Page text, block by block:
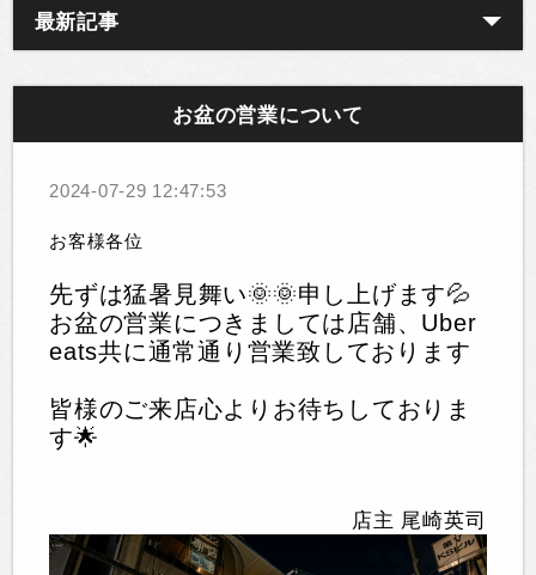
最新記事
お盆の営業について
2024-07-29 12:47:53
お客様各位
先ずは猛暑見舞い🌞🌞申し上げます💦
お盆の営業につきましては店舗、Uber
eats共に通常通り営業致しております
皆様のご来店心よりお待ちしておりま
す🌟
店主 尾崎英司